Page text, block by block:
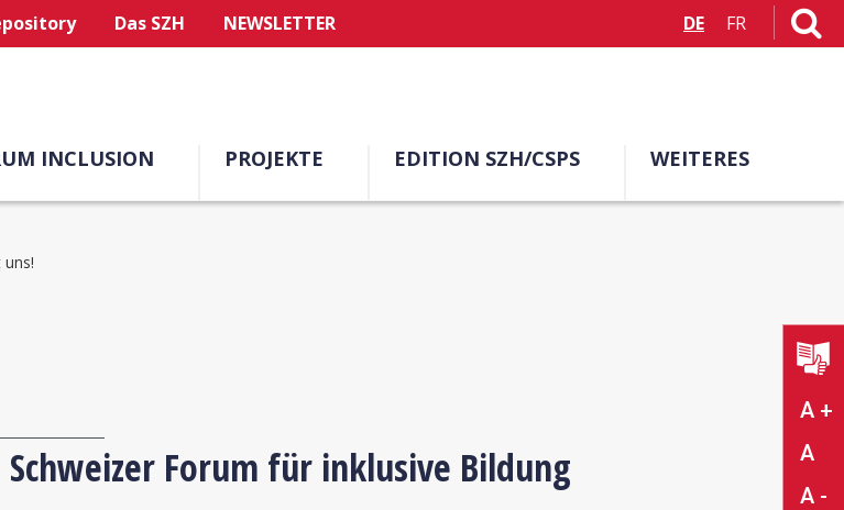
Das SZH NEWSLETTER DE FR
INCLUSION PROJEKTE EDITION SZH/CSPS WEITERES
A +
A
A -
Schweizer Forum für inklusive Bildung